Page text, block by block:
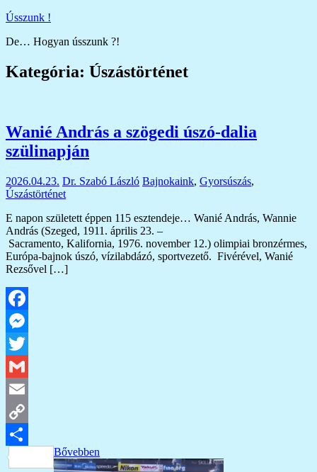
Skip
content
Ússzunk !
De… Hogyan ússzunk ?!
Kategória: Úszástörténet
Wanié András a szögedi úszó-dalia
szülinapján
2026.04.23. Dr. Szabó László Bajnokaink, Gyorsúszás,
Úszástörténet
E napon született éppen 115 esztendeje… Wanié András, Wannie
András (Szeged, 1911. április 23. –
Sacramento, Kalifornia, 1976. november 12.) olimpiai bronzérmes,
Európa-bajnok úszó, vízilabdázó, sportvezető. Fivérével, Wanié
Rezsővel […]
Facebook
Messenger
Twitter
Gmail
Email
Copy
Link
Ossza
Bővebben